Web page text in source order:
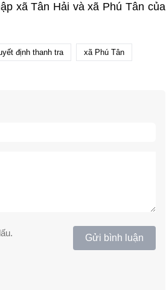
xã Tân Hải và xã Phú Tân của
định thanh tra xã Phú Tân
Gửi bình luận